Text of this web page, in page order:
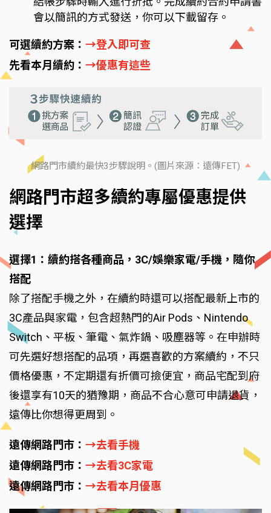
會以簡訊的方式發送，你可以下載留存。
可選續約方案： →登入即可查
先看本月續約： →優惠有這些
網路門市續約最快3步驟說明。(圖片來源：遠傳FET)
網路門市超多續約專屬優惠提供
選擇
選擇1：續約搭各種商品，3C/娛樂家電/手機，隨你
搭配
除了搭配手機之外，在續約時還可以搭配最新上市的
3C產品與家電，包含超熱門的Air Pods、Nintendo
Switch、平板、筆電、氣炸鍋、吸塵器等。在申辦時
可先選好想搭配的品項，再選喜歡的方案續約，不只
價格優惠，不定期還有折價可撿便宜，商品宅配到府
後還享有10天的猶豫期，商品不合心意可申請退貨，
遠傳比你想得更周到。
遠傳網路門市： →去看手機
遠傳網路門市： →去看3C家電
遠傳網路門市： →去看本月優惠